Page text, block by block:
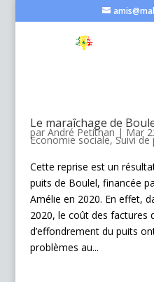
Le maraîchage de
par André Petithan | Mar
Economie sociale,Suivi
Cette reprise est un
puits de Boulel, financée
Amélie en 2020. En effet,
2020, le coût des factures
d’effondrement du puits
problèmes au...